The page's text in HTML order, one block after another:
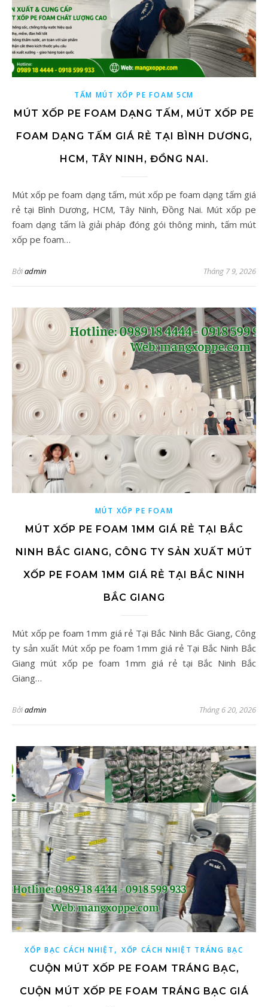
TẤM MÚT XỐP PE FOAM 5CM
MÚT XỐP PE FOAM DẠNG TẤM, MÚT XỐP PE
FOAM DẠNG TẤM GIÁ RẺ TẠI BÌNH DƯƠNG,
HCM, TÂY NINH, ĐỒNG NAI.
Mút xốp pe foam dạng tấm, mút xốp pe foam dạng tấm giá
rẻ tại Bình Dương, HCM, Tây Ninh, Đồng Nai. Mút xốp pe
foam dạng tấm là giải pháp đóng gói thông minh, tấm mút
xốp pe foam…
Bởiadmin Tháng 7 9, 2026
MÚT XỐP PE FOAM
MÚT XỐP PE FOAM 1MM GIÁ RẺ TẠI BẮC
NINH BẮC GIANG, CÔNG TY SẢN XUẤT MÚT
XỐP PE FOAM 1MM GIÁ RẺ TẠI BẮC NINH
BẮC GIANG
Mút xốp pe foam 1mm giá rẻ Tại Bắc Ninh Bắc Giang, Công
ty sản xuất Mút xốp pe foam 1mm giá rẻ Tại Bắc Ninh Bắc
Giang mút xốp pe foam 1mm giá rẻ tại Bắc Ninh Bắc
Giang…
Bởiadmin Tháng 6 20, 2026
XỐP BẠC CÁCH NHIỆT , XỐP CÁCH NHIỆT TRÁNG BẠC
CUỘN MÚT XỐP PE FOAM TRÁNG BẠC,
CUỘN MÚT XỐP PE FOAM TRÁNG BẠC GIÁ